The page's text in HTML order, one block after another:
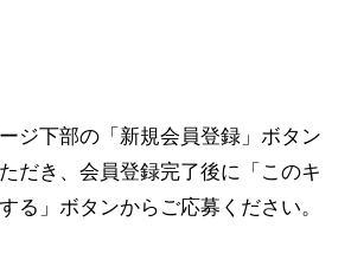
ジ下部の「新規会員登録」ボタン
だき、会員登録完了後に「このキ
る」ボタンからご応募ください。